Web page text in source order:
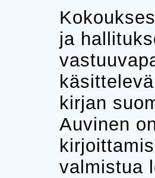
ja
kirjan
Auvinen
valmistua